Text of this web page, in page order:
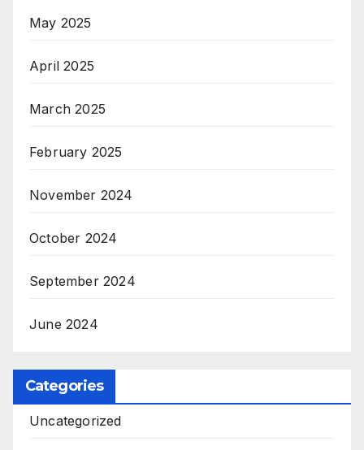
May 2025
April 2025
March 2025
February 2025
November 2024
October 2024
September 2024
June 2024
Categories
Uncategorized